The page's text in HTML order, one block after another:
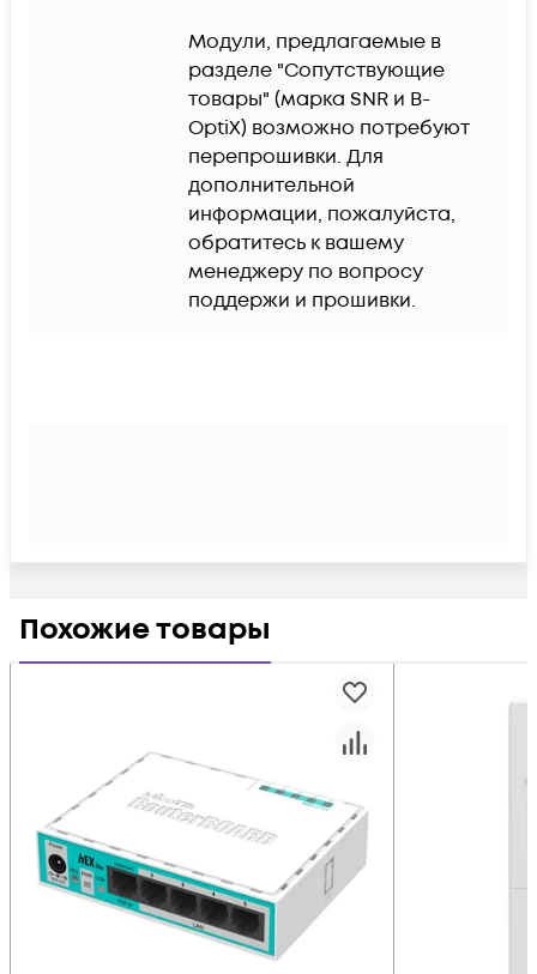
Модули, предлагаемые в
разделе "Сопутствующие
товары" (марка SNR и B-
OptiX) возможно потребуют
перепрошивки. Для
дополнительной
информации, пожалуйста,
обратитесь к вашему
менеджеру по вопросу
поддержи и прошивки.
Похожие товары